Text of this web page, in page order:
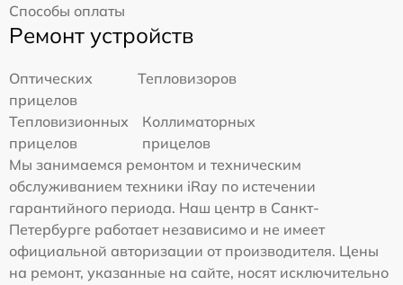
Способы оплаты
Ремонт устройств
Оптических
прицелов
Тепловизоров
Тепловизионных
прицелов
Коллиматорных
прицелов
Мы занимаемся ремонтом и техническим
обслуживанием техники iRay по истечении
гарантийного периода. Наш центр в Санкт-
Петербурге работает независимо и не имеет
официальной авторизации от производителя. Цены
на ремонт, указанные на сайте, носят исключительно